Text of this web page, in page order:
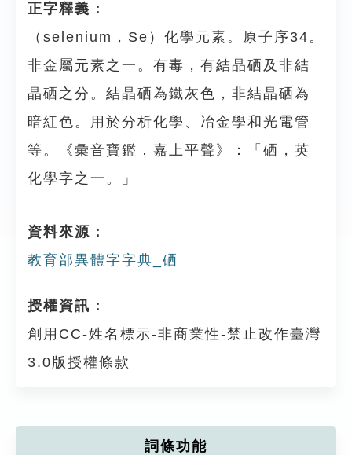
正字釋義：
（selenium，Se）化學元素。原子序34。
非金屬元素之一。有毒，有結晶硒及非結
晶硒之分。結晶硒為鐵灰色，非結晶硒為
暗紅色。用於分析化學、冶金學和光電管
等。《彙音寶鑑．嘉上平聲》：「硒，英
化學字之一。」
資料來源：
教育部異體字字典_硒
授權資訊：
創用CC-姓名標示-非商業性-禁止改作臺灣
3.0版授權條款
詞條功能